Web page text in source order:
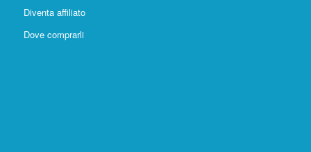
Diventa affiliato
Dove comprarli